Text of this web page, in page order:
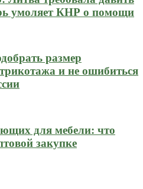
умоляет КНР о помощи
размер
и не ошибиться
для мебели: что
закупке